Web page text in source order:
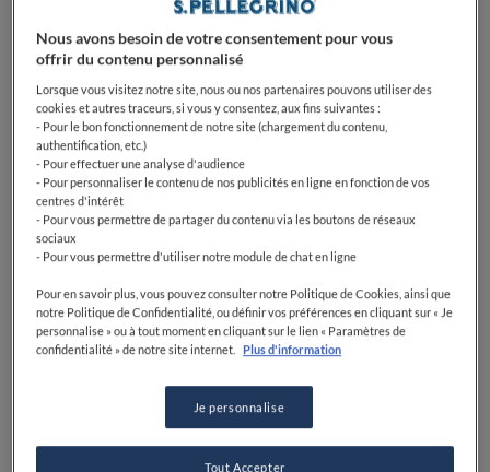
Nous avons besoin de votre consentement pour vous
offrir du contenu personnalisé
Lorsque vous visitez notre site, nous ou nos partenaires pouvons utiliser des
cookies et autres traceurs, si vous y consentez, aux fins suivantes :
- Pour le bon fonctionnement de notre site (chargement du contenu,
authentification, etc.)
- Pour effectuer une analyse d'audience
- Pour personnaliser le contenu de nos publicités en ligne en fonction de vos
centres d'intérêt
- Pour vous permettre de partager du contenu via les boutons de réseaux
sociaux
- Pour vous permettre d'utiliser notre module de chat en ligne
Pour en savoir plus, vous pouvez consulter notre Politique de Cookies, ainsi que
notre Politique de Confidentialité, ou définir vos préférences en cliquant sur « Je
personnalise » ou à tout moment en cliquant sur le lien « Paramètres de
confidentialité » de notre site internet.
Plus d'information
Je personnalise
Tout Accepter